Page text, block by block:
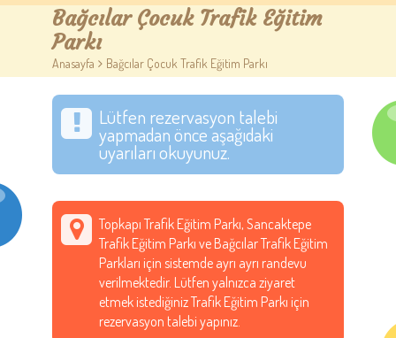
Hakkımızda
Randevu Al
Eğitim
Trafik Çocuk Blog
İletişim
Bağcılar Çocuk Trafik Eğitim
Parkı
Anasayfa > Bağcılar Çocuk Trafik Eğitim Parkı
Lütfen rezervasyon talebi
yapmadan önce aşağıdaki
uyarıları okuyunuz.
Topkapı Trafik Eğitim Parkı, Sancaktepe
Trafik Eğitim Parkı ve Bağcılar Trafik Eğitim
Parkları için sistemde ayrı ayrı randevu
verilmektedir. Lütfen yalnızca ziyaret
etmek istediğiniz Trafik Eğitim Parkı için
rezervasyon talebi yapınız.